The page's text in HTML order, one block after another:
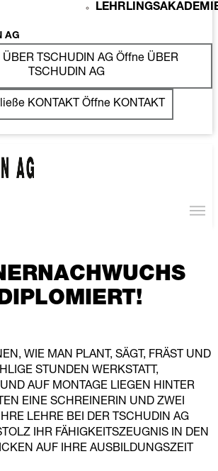
AG
TSCHUDIN AG Öffne ÜBER
TSCHUDIN AG
KONTAKT Öffne KONTAKT
WIE MAN PLANT, SÄGT, FRÄST UND
STUNDEN WERKSTATT,
AUF MONTAGE LIEGEN HINTER
EINE SCHREINERIN UND ZWEI
LEHRE BEI DER TSCHUDIN AG
IHR FÄHIGKEITSZEUGNIS IN DEN
AUF IHRE AUSBILDUNGSZEIT